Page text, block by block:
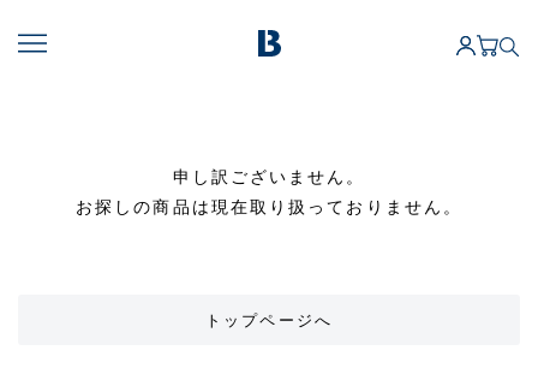
申し訳ございません。
お探しの商品は現在取り扱っておりません。
トップページへ